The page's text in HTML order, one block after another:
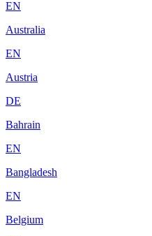
EN
Australia
EN
Austria
DE
Bahrain
EN
Bangladesh
EN
Belgium